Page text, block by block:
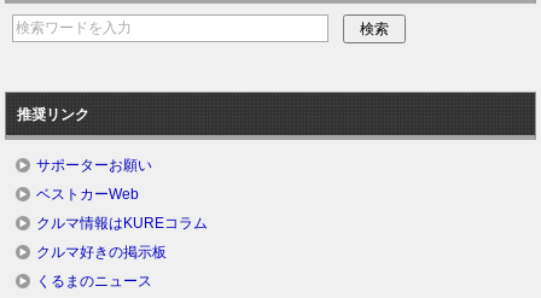
推奨リンク
サポーターお願い
ベストカーWeb
クルマ情報はKUREコラム
クルマ好きの掲示板
くるまのニュース